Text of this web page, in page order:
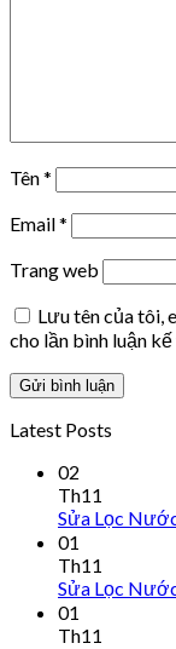
Tên*
Email*
Trang web
Lưu tên của tôi,
cho lần bình luận
Latest Posts
02
Th11
Sửa Lọc
01
Th11
Sửa Lọc
01
Th11